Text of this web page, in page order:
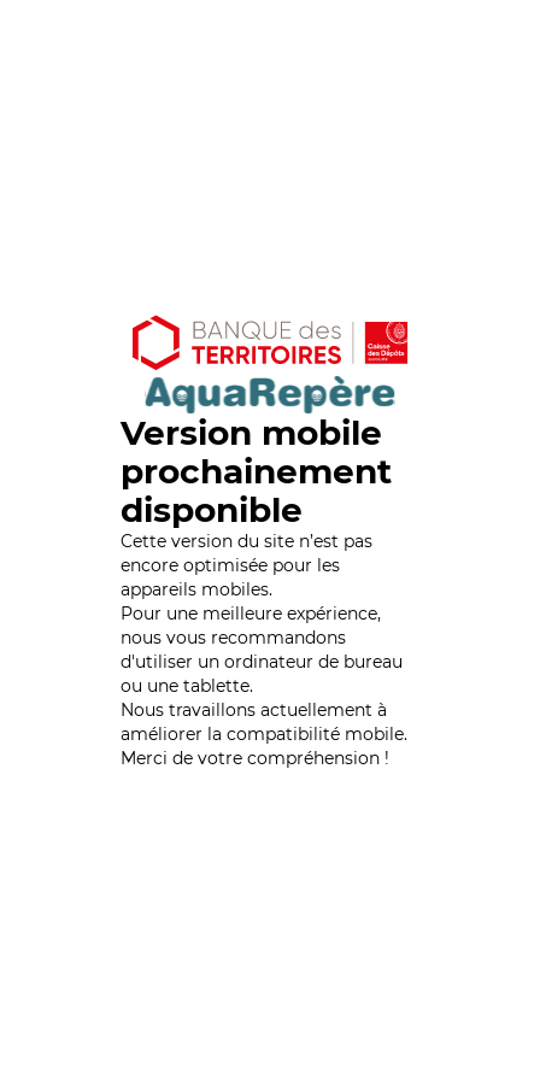
Version mobile
prochainement
disponible
Cette version du site n’est pas
encore optimisée pour les
appareils mobiles.
Pour une meilleure expérience,
nous vous recommandons
d'utiliser un ordinateur de bureau
ou une tablette.
Nous travaillons actuellement à
améliorer la compatibilité mobile.
Merci de votre compréhension !